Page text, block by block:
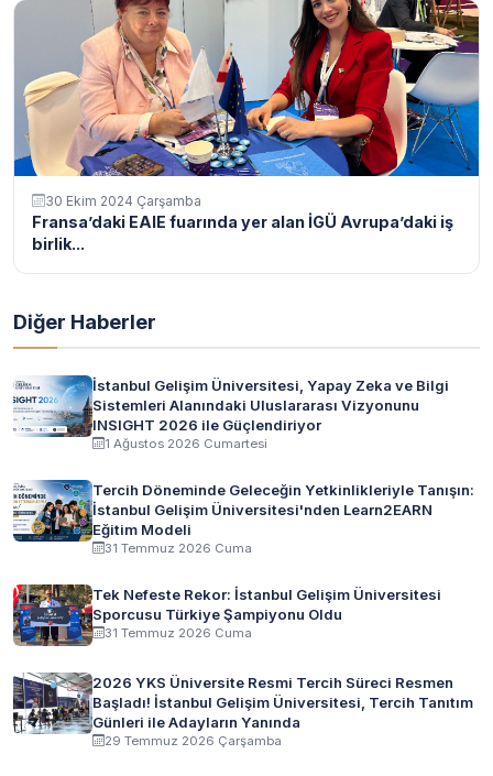
30 Ekim 2024 Çarşamba
Fransa’daki EAIE fuarında yer alan İGÜ Avrupa’daki iş
birlik...
Diğer Haberler
İstanbul Gelişim Üniversitesi, Yapay Zeka ve Bilgi
Sistemleri Alanındaki Uluslararası Vizyonunu
INSIGHT 2026 ile Güçlendiriyor
1 Ağustos 2026 Cumartesi
Tercih Döneminde Geleceğin Yetkinlikleriyle Tanışın:
İstanbul Gelişim Üniversitesi'nden Learn2EARN
Eğitim Modeli
31 Temmuz 2026 Cuma
Tek Nefeste Rekor: İstanbul Gelişim Üniversitesi
Sporcusu Türkiye Şampiyonu Oldu
31 Temmuz 2026 Cuma
2026 YKS Üniversite Resmi Tercih Süreci Resmen
Başladı! İstanbul Gelişim Üniversitesi, Tercih Tanıtım
Günleri ile Adayların Yanında
29 Temmuz 2026 Çarşamba